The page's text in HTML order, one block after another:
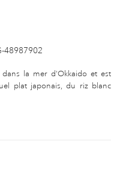
48987902
la mer d'Okkaido et est
plat japonais, du riz blanc